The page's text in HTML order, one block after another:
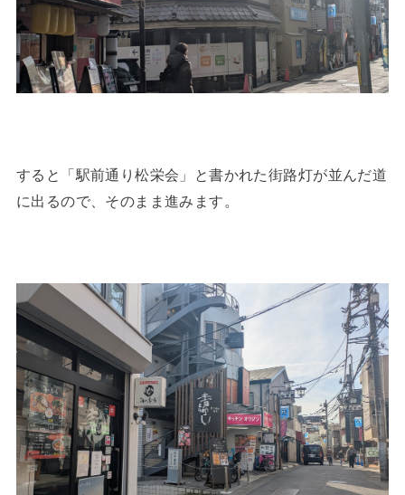
すると「駅前通り松栄会」と書かれた街路灯が並んだ道
に出るので、そのまま進みます。